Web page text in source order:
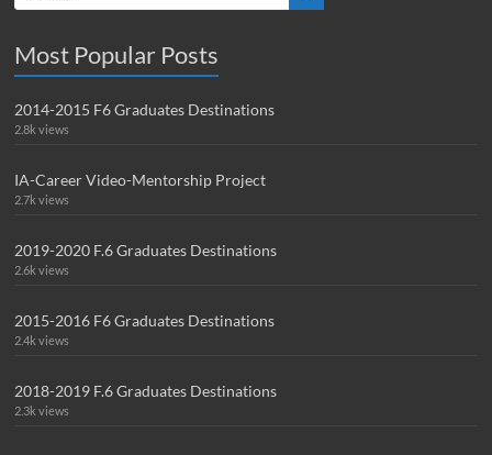
Most Popular Posts
2014-2015 F6 Graduates Destinations
2.8k views
IA-Career Video-Mentorship Project
2.7k views
2019-2020 F.6 Graduates Destinations
2.6k views
2015-2016 F6 Graduates Destinations
2.4k views
2018-2019 F.6 Graduates Destinations
2.3k views